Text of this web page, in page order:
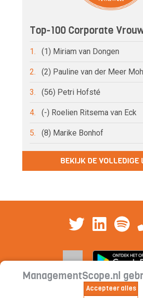
Top-100 Corporate
1. (1) Miriam van Dongen
2. (2) Pauline van der Meer
3. (56) Petri Hofsté
4. (-) Roelien Ritsema van Eck
5. (8) Marike Bonhof
BEKIJK DE VOLLEDIGE
ManagementScope.nl
Accepteer alles